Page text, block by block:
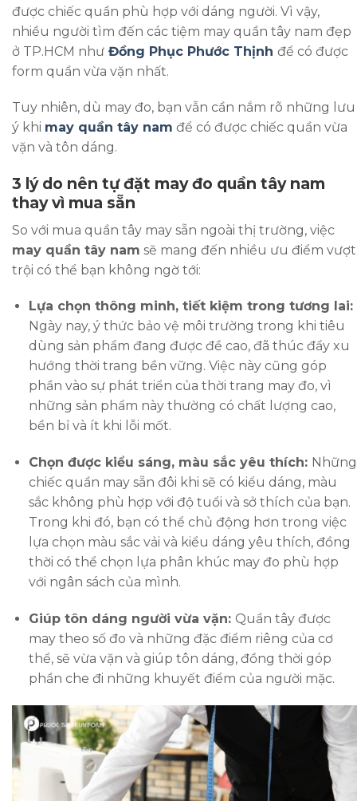
được chiếc quần phù hợp với dáng người. Vì vậy,
nhiều người tìm đến các tiệm may quần tây nam đẹp
ở TP.HCM như Đồng Phục Phước Thịnh để có được
form quần vừa vặn nhất.
Tuy nhiên, dù may đo, bạn vẫn cần nắm rõ những lưu
ý khi may quần tây nam để có được chiếc quần vừa
vặn và tôn dáng.
3 lý do nên tự đặt may đo quần tây nam
thay vì mua sẵn
So với mua quần tây may sẵn ngoài thị trường, việc
may quần tây nam sẽ mang đến nhiều ưu điểm vượt
trội có thể bạn không ngờ tới:
Lựa chọn thông minh, tiết kiệm trong tương lai:
Ngày nay, ý thức bảo vệ môi trường trong khi tiêu
dùng sản phẩm đang được đề cao, đã thúc đẩy xu
hướng thời trang bền vững. Việc này cũng góp
phần vào sự phát triển của thời trang may đo, vì
những sản phẩm này thường có chất lượng cao,
bền bỉ và ít khi lỗi mốt.
Chọn được kiểu sáng, màu sắc yêu thích: Những
chiếc quần may sẵn đôi khi sẽ có kiểu dáng, màu
sắc không phù hợp với độ tuổi và sở thích của bạn.
Trong khi đó, bạn có thể chủ động hơn trong việc
lựa chọn màu sắc vải và kiểu dáng yêu thích, đồng
thời có thể chọn lựa phân khúc may đo phù hợp
với ngân sách của mình.
Giúp tôn dáng người vừa vặn: Quần tây được
may theo số đo và những đặc điểm riêng của cơ
thể, sẽ vừa vặn và giúp tôn dáng, đồng thời góp
phần che đi những khuyết điểm của người mặc.